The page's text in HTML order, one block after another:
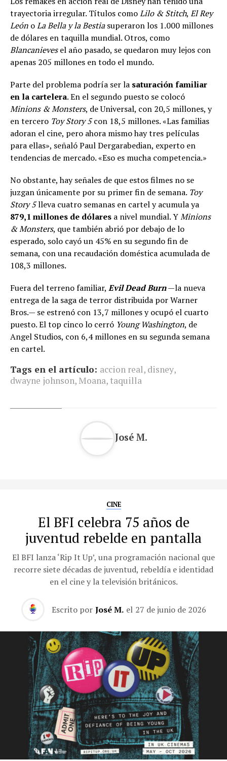
trayectoria irregular. Títulos comoLilo & Stitch, El Rey
León oLa Bella y la Bestiasuperaron los 1.000 millones
de dólares en taquilla mundial. Otros, como
Blancanievesel año pasado, se quedaron muy lejos con
apenas 205 millones en todo el mundo.
Parte del problema podría ser la saturación familiar
en la cartelera. En el segundo puesto se colocó
Minions & Monsters, de Universal, con 20,5 millones, y
en tercero Toy Story 5con 18,5 millones. «Las familias
adoran el cine, pero ahora mismo hay tres películas
para ellas», señaló Paul Dergarabedian, experto en
tendencias de mercado. «Eso es mucha competencia.»
No obstante, hay señales de que estos filmes no se
juzgan únicamente por su primer fin de semana. Toy
Story 5lleva cuatro semanas en cartel y acumula ya
879,1 millones de dólares a nivel mundial. YMinions
& Monsters, que también abrió por debajo de lo
esperado, solo cayó un 45% en su segundo fin de
semana, con una recaudación doméstica acumulada de
108,3 millones.
Fuera del terreno familiar, Evil Dead Burn—la nueva
entrega de la saga de terror distribuida por Warner
Bros.— se estrenó con 13,7 millones y ocupó el cuarto
puesto. El top cinco lo cerró Young Washington, de
Angel Studios, con 6,4 millones en su segunda semana
en cartel.
Tags en el artículo: accion real, disney,
dwayne johnson, Moana, taquilla
José M.
CINE
El BFI celebra 75 años de
juventud rebelde en pantalla
El BFI lanza ‘Rip It Up’, una programación nacional que
recorre siete décadas de juventud, rebeldía e identidad
en el cine y la televisión británicos.
Escrito por José M. el 27 de junio de 2026